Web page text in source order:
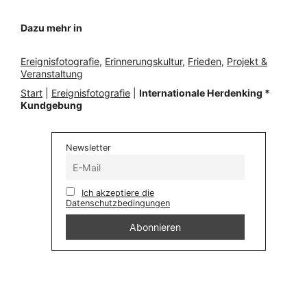
Dazu mehr in
Ereignisfotografie, Erinnerungskultur, Frieden, Projekt &
Veranstaltung
Start
Ereignisfotografie
Internationale Herdenking *
Kundgebung
Newsletter
Ich akzeptiere die
Datenschutzbedingungen